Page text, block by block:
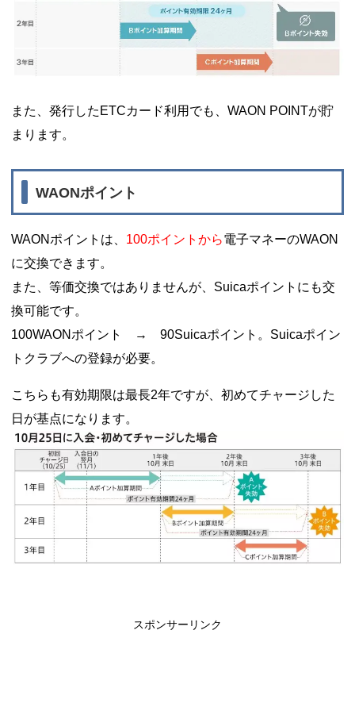
また、発行したETCカード利用でも、WAON POINTが貯
まります。
WAONポイント
WAONポイントは、 100ポイントから電子マネーのWAON
に交換できます。
また、等価交換ではありませんが、Suicaポイントにも交
換可能です。
100WAONポイント → 90Suicaポイント。Suicaポイン
トクラブへの登録が必要。
こちらも有効期限は最長2年ですが、初めてチャージした
日が基点になります。
スポンサーリンク